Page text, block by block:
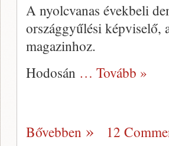
A nyolcvanas évekbeli
országgyűlési képviselő,
magazinhoz.
Hodosán … Tovább »
Bővebben 12